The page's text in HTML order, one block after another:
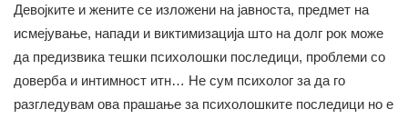
Девојките и жените се изложени на јавноста, предмет на
исмејување, напади и виктимизација што на долг рок може
да предизвика тешки психолошки последици, проблеми со
доверба и интимност итн… Не сум психолог за да го
разгледувам ова прашање за психолошките последици но е